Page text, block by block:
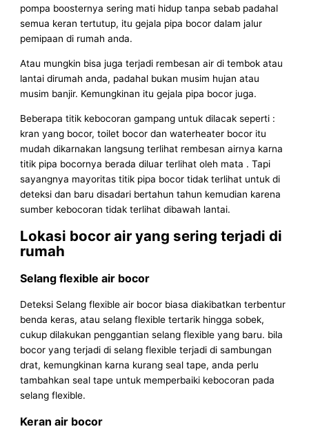
pompa boosternya sering mati hidup tanpa sebab padahal
semua keran tertutup, itu gejala pipa bocor dalam jalur
pemipaan di rumah anda.
Atau mungkin bisa juga terjadi rembesan air di tembok atau
lantai dirumah anda, padahal bukan musim hujan atau
musim banjir. Kemungkinan itu gejala pipa bocor juga.
Beberapa titik kebocoran gampang untuk dilacak seperti :
kran yang bocor, toilet bocor dan waterheater bocor itu
mudah dikarnakan langsung terlihat rembesan airnya karna
titik pipa bocornya berada diluar terlihat oleh mata . Tapi
sayangnya mayoritas titik pipa bocor tidak terlihat untuk di
deteksi dan baru disadari bertahun tahun kemudian karena
sumber kebocoran tidak terlihat dibawah lantai.
Lokasi bocor air yang sering terjadi di
rumah
Selang flexible air bocor
Deteksi Selang flexible air bocor biasa diakibatkan terbentur
benda keras, atau selang flexible tertarik hingga sobek,
cukup dilakukan penggantian selang flexible yang baru. bila
bocor yang terjadi di selang flexible terjadi di sambungan
drat, kemungkinan karna kurang seal tape, anda perlu
tambahkan seal tape untuk memperbaiki kebocoran pada
selang flexible.
Keran air bocor